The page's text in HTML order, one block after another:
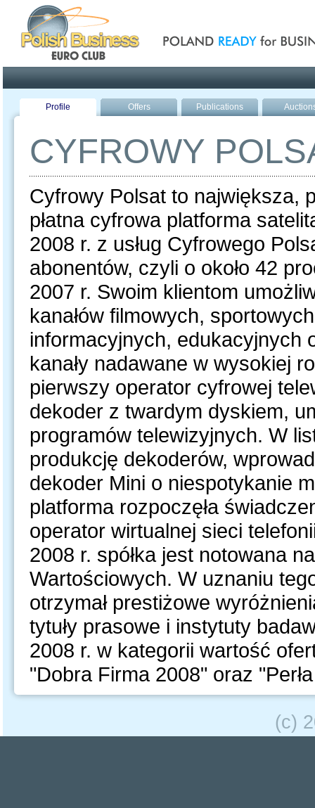
Profile Offers Publications
CYFROWY
Cyfrowy Polsat to największa,
płatna cyfrowa platforma
2008 r. z usług Cyfrowego
abonentów, czyli o około 42
2007 r. Swoim klientom
kanałów filmowych,
informacyjnych, edukacyjnych
kanały nadawane w wysokiej
pierwszy operator cyfrowej
dekoder z twardym dyskiem,
programów telewizyjnych. W
produkcję dekoderów,
dekoder Mini o niespotykanie
platforma rozpoczęła
operator wirtualnej sieci
2008 r. spółka jest notowana
Wartościowych. W uznaniu
otrzymał prestiżowe
tytuły prasowe i instytuty
2008 r. w kategorii wartość
"Dobra Firma 2008" oraz
(c)